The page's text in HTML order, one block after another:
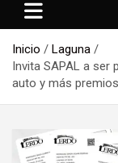
Inicio
Laguna
Invita SAPAL a ser
auto y más premios